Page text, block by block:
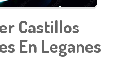
Castillos
En Leganes